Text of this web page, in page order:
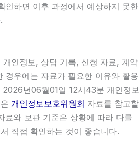
인하면 이후 과정에서 예상하지 못한
인정보, 상담 기록, 신청 자료, 계약
경우에는 자료가 필요한 이유와 활용
2026년06월01일 12시43분 개인정보
개인정보보호위원회 자료를 참고할
료와 보관 기준은 상황에 따라 다를
직접 확인하는 것이 좋습니다.